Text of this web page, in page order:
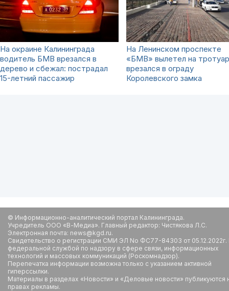
На окраине Калининграда
водитель БМВ врезался в
дерево и сбежал: пострадал
15-летний пассажир
На Ленинском проспекте
«БМВ» вылетел на
врезался в ограду
Королевского замка
© Информационно-аналитический портал Калининграда.
Учредитель ООО «В-Медиа». Главный редактор: Чистякова Л.С.
Электронная почта: news@kgd.ru.
Свидетельство о регистрации СМИ ЭЛ No ФС77-84303 от
федеральной службой по надзору в сфере связи, информационных
технологий и массовых коммуникаций (Роскомнадзор).
Перепечатка информации возможна только с указанием активной
гиперссылки.
Материалы в разделах «Новости» и «Деловые новости» публикуются
правах рекламы.